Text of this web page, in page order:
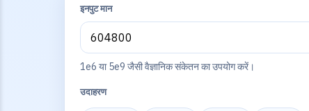
इनपुट मान
1e6 या 5e9 जैसी वैज्ञानिक संकेतन का उपयोग करें।
उदाहरण